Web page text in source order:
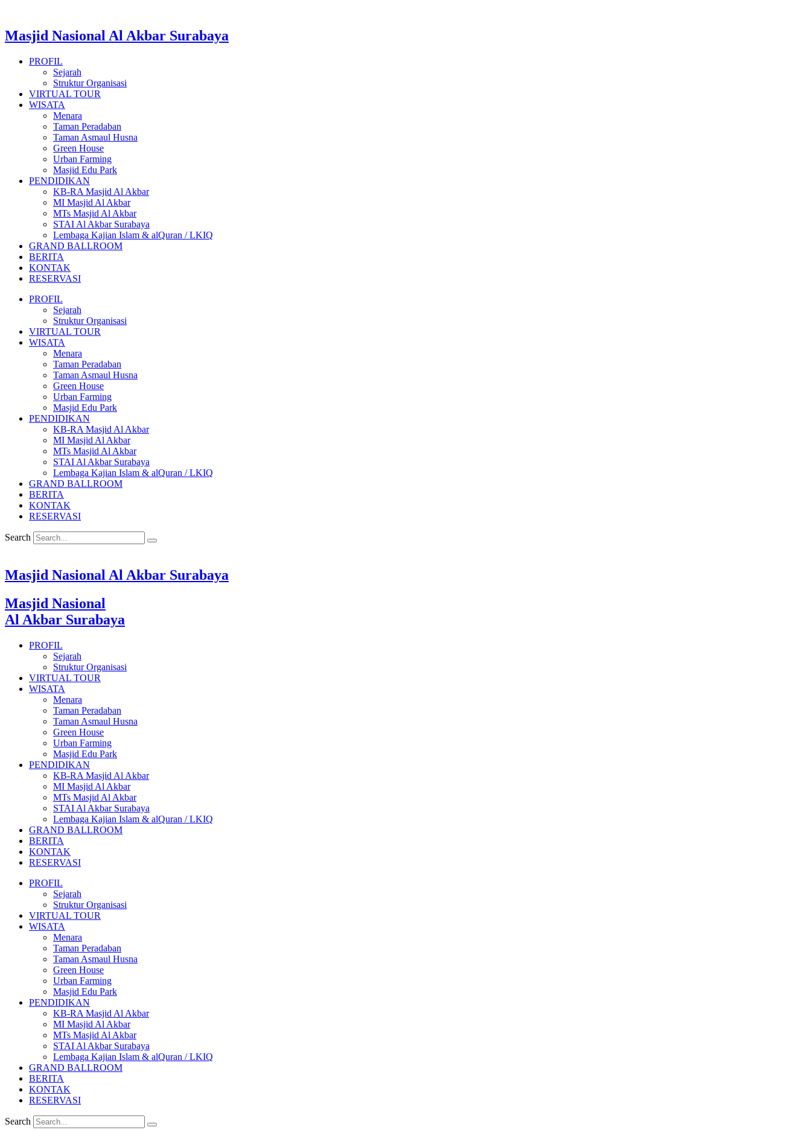
Masjid Nasional Al Akbar Surabaya
PROFIL
Sejarah
Struktur Organisasi
VIRTUAL TOUR
WISATA
Menara
Taman Peradaban
Taman Asmaul Husna
Green House
Urban Farming
Masjid Edu Park
PENDIDIKAN
KB-RA Masjid Al Akbar
MI Masjid Al Akbar
MTs Masjid Al Akbar
STAI Al Akbar Surabaya
Lembaga Kajian Islam & alQuran / LKIQ
GRAND BALLROOM
BERITA
KONTAK
RESERVASI
PROFIL
Sejarah
Struktur Organisasi
VIRTUAL TOUR
WISATA
Menara
Taman Peradaban
Taman Asmaul Husna
Green House
Urban Farming
Masjid Edu Park
PENDIDIKAN
KB-RA Masjid Al Akbar
MI Masjid Al Akbar
MTs Masjid Al Akbar
STAI Al Akbar Surabaya
Lembaga Kajian Islam & alQuran / LKIQ
GRAND BALLROOM
BERITA
KONTAK
RESERVASI
Search
Masjid Nasional Al Akbar Surabaya
Masjid Nasional
Al Akbar Surabaya
PROFIL
Sejarah
Struktur Organisasi
VIRTUAL TOUR
WISATA
Menara
Taman Peradaban
Taman Asmaul Husna
Green House
Urban Farming
Masjid Edu Park
PENDIDIKAN
KB-RA Masjid Al Akbar
MI Masjid Al Akbar
MTs Masjid Al Akbar
STAI Al Akbar Surabaya
Lembaga Kajian Islam & alQuran / LKIQ
GRAND BALLROOM
BERITA
KONTAK
RESERVASI
PROFIL
Sejarah
Struktur Organisasi
VIRTUAL TOUR
WISATA
Menara
Taman Peradaban
Taman Asmaul Husna
Green House
Urban Farming
Masjid Edu Park
PENDIDIKAN
KB-RA Masjid Al Akbar
MI Masjid Al Akbar
MTs Masjid Al Akbar
STAI Al Akbar Surabaya
Lembaga Kajian Islam & alQuran / LKIQ
GRAND BALLROOM
BERITA
KONTAK
RESERVASI
Search